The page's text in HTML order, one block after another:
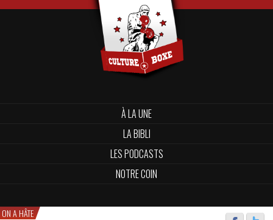
À LA UNE
LA BIBLI
LES PODCASTS
NOTRE COIN
ON A HÂTE